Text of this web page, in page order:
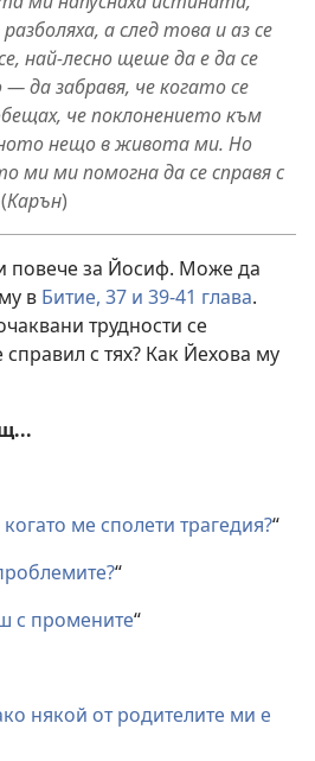
а след това и аз се
най-лесно щеше да е да се
да забравя, че когато се
че поклонението към
нещо в живота ми. Но
ми ми помогна да се справя с
Карън)
повече за Йосиф. Може да
в Битие, 37 и 39-41 глава.
трудности се
справил с тях? Как Йехова му
ме сполети трагедия?“
“
с промените“
някой от родителите ми е